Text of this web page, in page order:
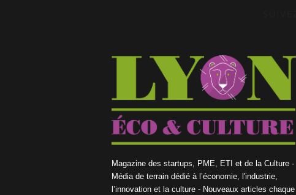
Magazine des startups, PME, ETI et de la Culture -
Média de terrain dédié à l’économie, l'industrie,
l’innovation et la culture - Nouveaux articles chaque